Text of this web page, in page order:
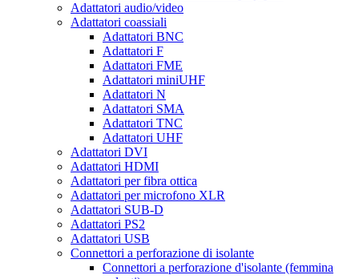
Adattatori audio/video
Adattatori coassiali
Adattatori BNC
Adattatori F
Adattatori FME
Adattatori miniUHF
Adattatori N
Adattatori SMA
Adattatori TNC
Adattatori UHF
Adattatori DVI
Adattatori HDMI
Adattatori per fibra ottica
Adattatori per microfono XLR
Adattatori SUB-D
Adattatori PS2
Adattatori USB
Connettori a perforazione di isolante
Connettori a perforazione d'isolante (femmina